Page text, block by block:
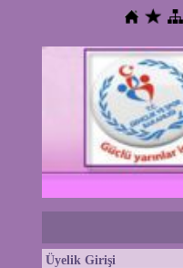
Üyelik Girişi